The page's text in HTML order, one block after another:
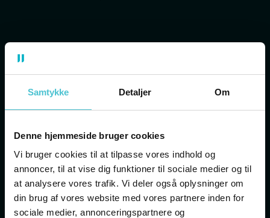
Samtykke Detaljer Om
Denne hjemmeside bruger cookies
Vi bruger cookies til at tilpasse vores indhold og
annoncer, til at vise dig funktioner til sociale medier og til
at analysere vores trafik. Vi deler også oplysninger om
din brug af vores website med vores partnere inden for
sociale medier, annonceringspartnere og